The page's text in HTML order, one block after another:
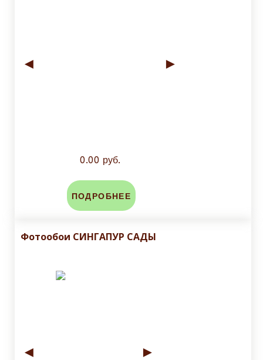
◄ ►
0.00 руб.
ПОДРОБНЕЕ
Фотообои СИНГАПУР САДЫ
◄ ►